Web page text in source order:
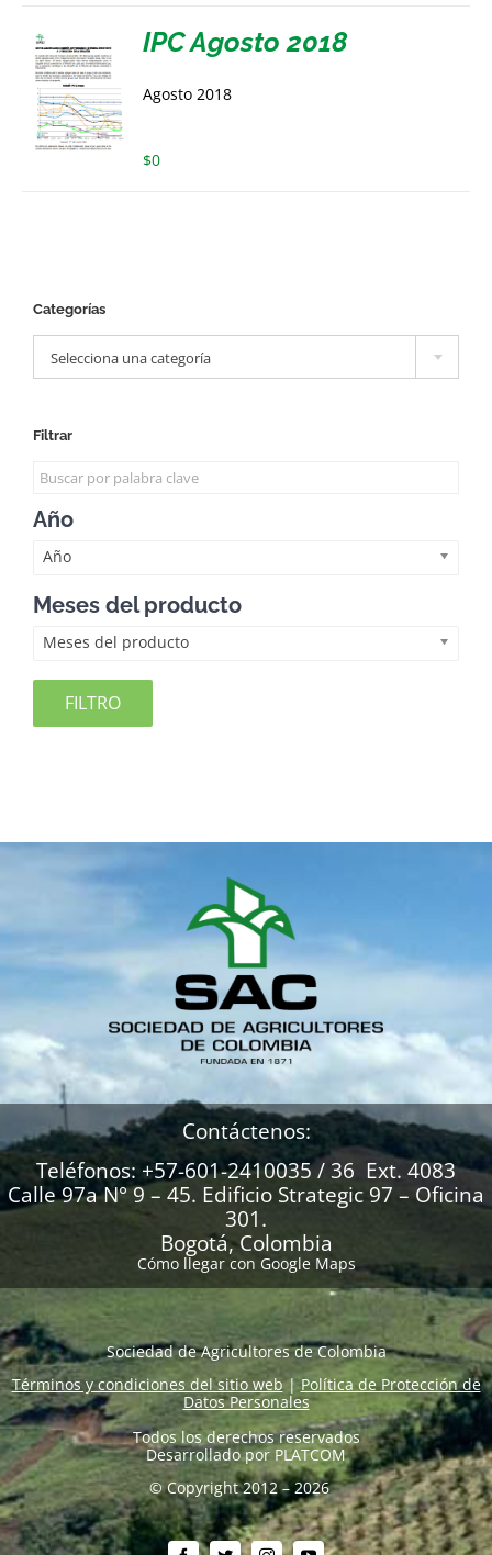
IPC Agosto 2018
Agosto 2018
$0
Categorías
Selecciona una categoría
Filtrar
Año
Año
Meses del producto
Meses del producto
FILTRO
Contáctenos:
Teléfonos: +57-601-2410035 / 36 Ext. 4083
Calle 97a N° 9 – 45. Edificio Strategic 97 – Oficina
301.
Bogotá, Colombia
Cómo llegar con Google Maps
Sociedad de Agricultores de Colombia
Términos y condiciones del sitio web|Política de Protección de
Datos Personales
Todos los derechos reservados
Desarrollado por PLATCOM
© Copyright 2012 – 2026